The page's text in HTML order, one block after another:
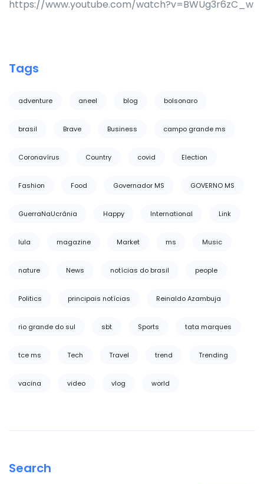
https://www.youtube.com/watch?v=BWUg3r6zC_w
Tags
adventure aneel blog bolsonaro
brasil Brave Business campo grande ms
Coronavírus Country covid Election
Fashion Food Governador MS GOVERNO MS
GuerraNaUcrânia Happy International Link
lula magazine Market ms Music
nature News notícias do brasil people
Politics principais notícias Reinaldo Azambuja
rio grande do sul sbt Sports tata marques
tce ms Tech Travel trend Trending
vacina video vlog world
Search